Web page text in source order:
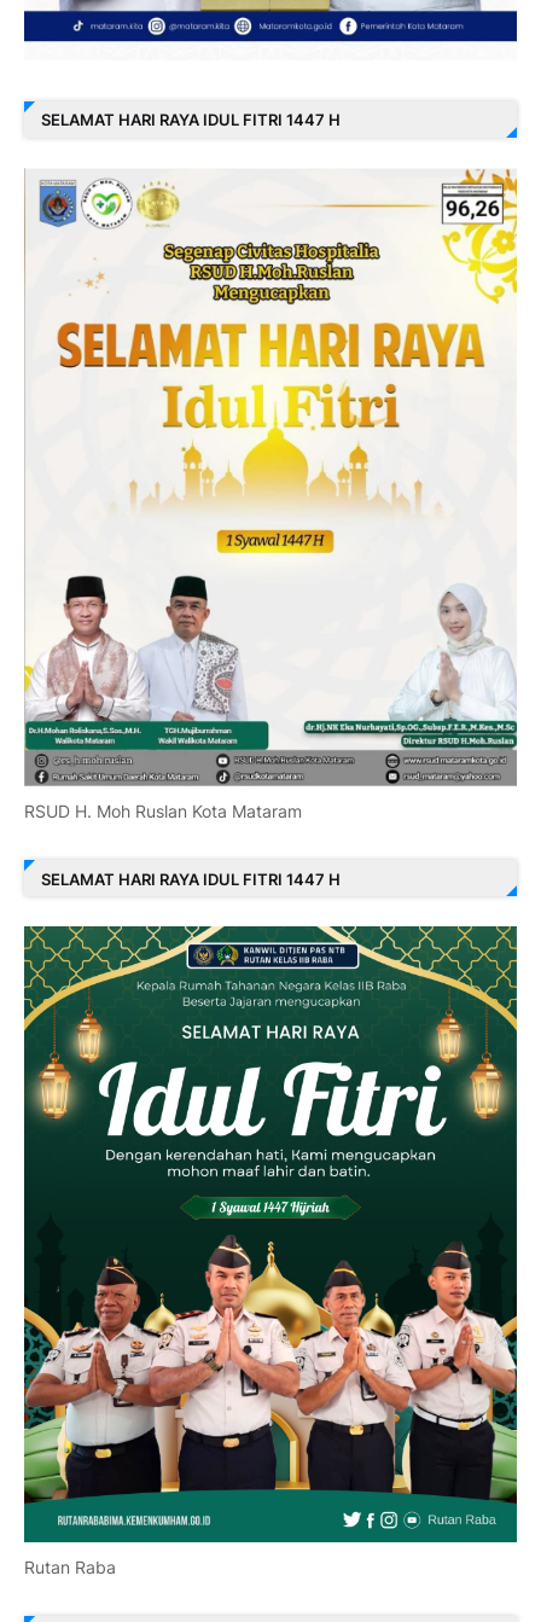
SELAMAT HARI RAYA IDUL FITRI 1447 H
RSUD H. Moh Ruslan Kota Mataram
SELAMAT HARI RAYA IDUL FITRI 1447 H
Rutan Raba